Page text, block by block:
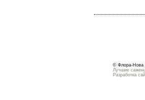
© Флора-Нова
Лучшие
Разработка